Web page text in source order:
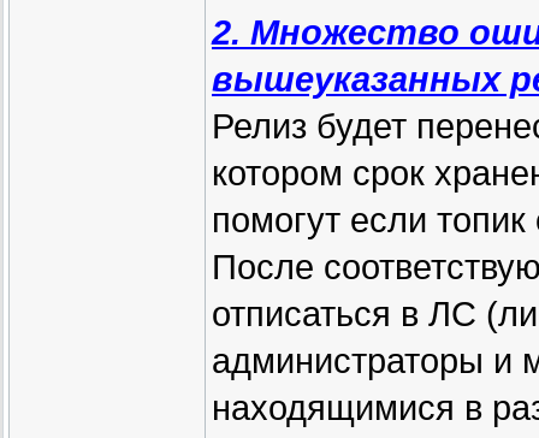
2. Множество
вышеуказанных
Релиз будет
котором срок
помогут если
После
отписаться в ЛС
администраторы и
находящимися в